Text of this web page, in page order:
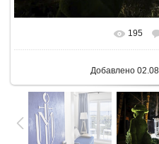
В реальном195
Добавлено